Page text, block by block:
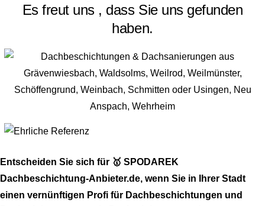
Es freut uns , dass Sie uns gefunden
haben.
Entscheiden Sie sich für 🥇 SPODAREK
Dachbeschichtung-Anbieter.de, wenn Sie in Ihrer Stadt
einen vernünftigen Profi für Dachbeschichtungen und